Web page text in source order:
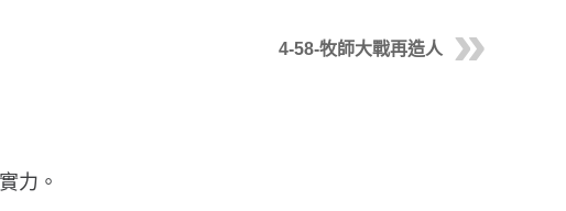
4-58-牧師大戰再造人
力。